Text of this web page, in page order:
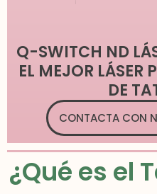
Q-SWITCH ND
EL MEJOR
DE
CONTACTA CON
¿Qué es el